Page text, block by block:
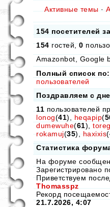
Активные темы ·
154 посетителей
154 гостей, 0
Amazonbot, Google
Полный список по:
пользователей
Поздравляем с
11 пользователей
lonog(41), heqapip(
dumewuhe(61),
rokamuj(35), haxixis(
Статистика
На форуме
Зарегистрировано
Приветствуем
Thomasspz
Рекорд
21.7.2026, 4:07